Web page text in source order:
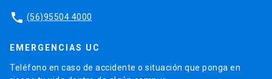
phone (56)95504 4000
EMERGENCIAS UC
Teléfono en caso de accidente o situación que ponga en